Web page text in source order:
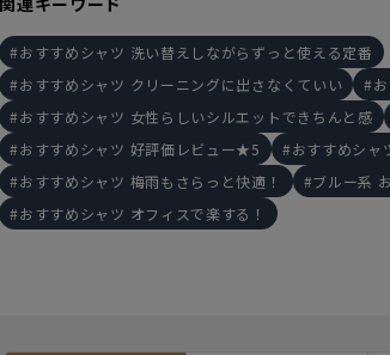
おすすめシャツ 洗い替えしながらずっと使える定番
おすすめシャツ クリーニングに出さなくていい
おすすめシャツ 女性らしいシルエットできちんと感
おすすめシャツ 好評価レビュー★5
おすすめシャ
おすすめシャツ 梅雨もさらっと快適！
ブルー系
おすすめシャツ オフィスで楽する！